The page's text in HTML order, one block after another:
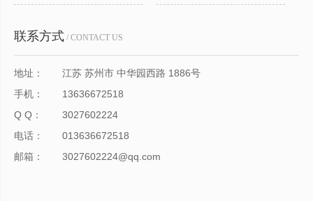
联系方式 / CONTACT US
地址：
江苏 苏州市 中华园西路 1886号
手机：
13636672518
Q Q：
3027602224
电话：
013636672518
邮箱：
3027602224@qq.com